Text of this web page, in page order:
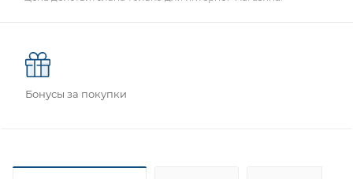
Бонусы за покупки